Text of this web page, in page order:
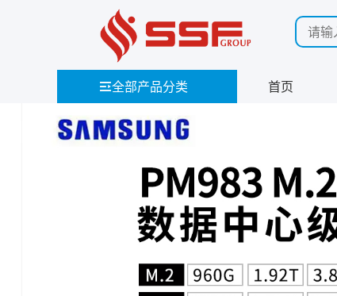
全部产品分类 首页